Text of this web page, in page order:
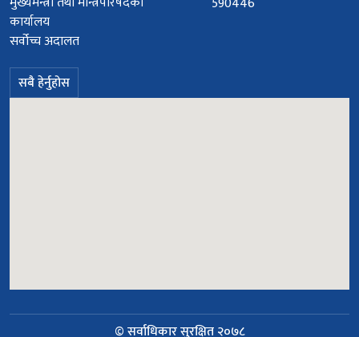
कार्यालय
सर्वोच्च अदालत
सबै हेर्नुहोस
© सर्वाधिकार सुरक्षित २०७८